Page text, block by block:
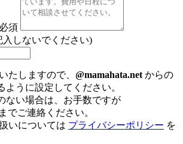
必須
入しないでください)
たしますので、 @mamahata.net からの
ように設定してください。
ない場合は、お手数ですが
までご連絡ください。
いについては プライバシーポリシー を